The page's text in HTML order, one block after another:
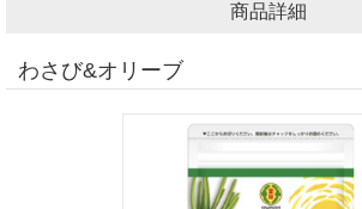
商品詳細
わさび&オリーブ